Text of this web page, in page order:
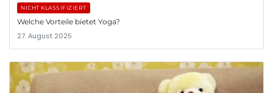
NICHT KLASSIFIZIERT
Welche Vorteile bietet Yoga?
27. August 2025